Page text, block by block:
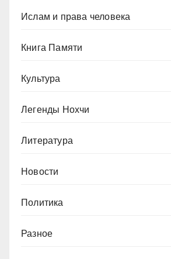
Ислам и права человека
Книга Памяти
Культура
Легенды Нохчи
Литература
Новости
Политика
Разное